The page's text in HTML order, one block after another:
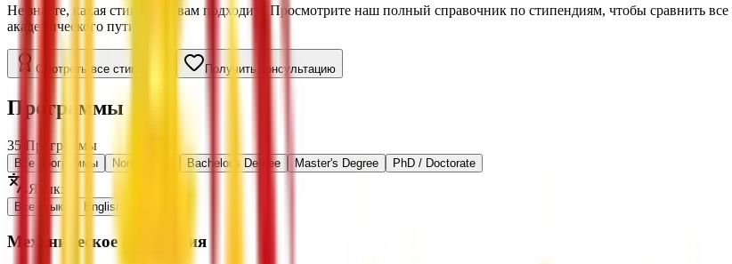
Не знаете, какая стипендия вам подходит? Просмотрите наш полный справочник по стипендиям, чтобы сравнить
академического пути.
Смотреть все стипендии Получить консультацию
Программы
35 Программы
Все программы Non-Degree Bachelor's Degree Master's Degree PhD / Doctorate
Язык:
Все языки English
Механическое инженерия